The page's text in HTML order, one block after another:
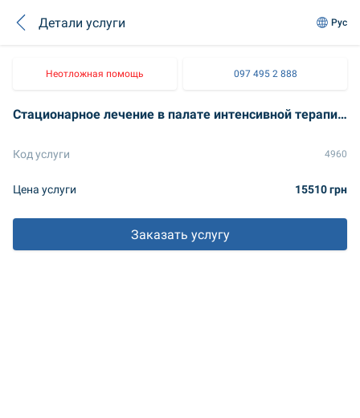
Детали услуги Рус
Неотложная помощь 097 495 2 888
Стационарное лечение в палате интенсивной терапии, кардиохирургическая реанимация для детей (1 сутки)
Код услуги 4960
Цена услуги 15510 грн
Заказать услугу